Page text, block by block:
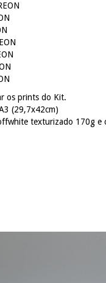
os prints do Kit.
(29,7x42cm)
texturizado 170g e